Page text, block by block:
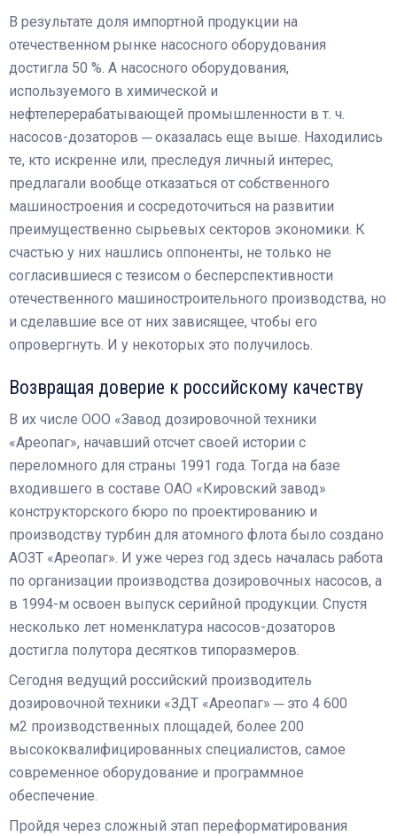
В результате доля импортной продукции на
отечественном рынке насосного оборудования
достигла 50 %. А насосного оборудования,
используемого в химической и
нефтеперерабатывающей промышленности в т. ч.
насосов-дозаторов ─ оказалась еще выше. Находились
те, кто искренне или, преследуя личный интерес,
предлагали вообще отказаться от собственного
машиностроения и сосредоточиться на развитии
преимущественно сырьевых секторов экономики. К
счастью у них нашлись оппоненты, не только не
согласившиеся с тезисом о бесперспективности
отечественного машиностроительного производства, но
и сделавшие все от них зависящее, чтобы его
опровергнуть. И у некоторых это получилось.
Возвращая доверие к российскому качеству
В их числе ООО «Завод дозировочной техники
«Ареопаг», начавший отсчет своей истории с
переломного для страны 1991 года. Тогда на базе
входившего в составе ОАО «Кировский завод»
конструкторского бюро по проектированию и
производству турбин для атомного флота было создано
АОЗТ «Ареопаг». И уже через год здесь началась работа
по организации производства дозировочных насосов, а
в 1994-м освоен выпуск серийной продукции. Спустя
несколько лет номенклатура насосов-дозаторов
достигла полутора десятков типоразмеров.
Сегодня ведущий российский производитель
дозировочной техники «ЗДТ «Ареопаг» ─ это 4 600
м2 производственных площадей, более 200
высококвалифицированных специалистов, самое
современное оборудование и программное
обеспечение.
Пройдя через сложный этап переформатирования